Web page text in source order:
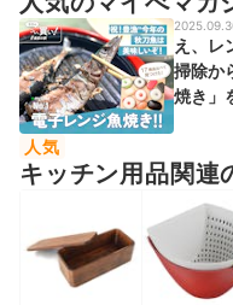
え、レ
掃除か
焼き」
人気
キッチン用品関